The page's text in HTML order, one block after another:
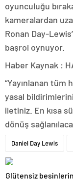
oyunculuğu
kameralardan
Ronan Day-
başrol oynuyor.
Haber Kaynak :
“Yayınlanan
yasal
iletiniz. En kısa
dönüş
Daniel Day Lewis
Glütensiz